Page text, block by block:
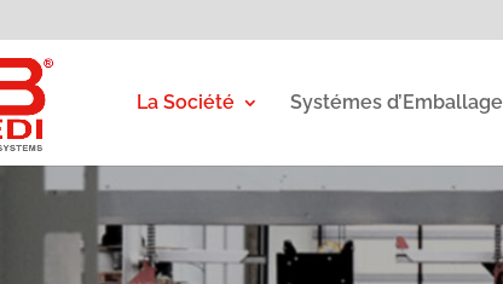
La Société Systémes d’Emballage